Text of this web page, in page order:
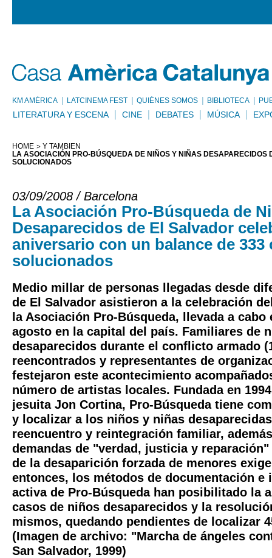
KM AMÈRICA LATCINEMA FEST QUIÉNES SOMOS BIBLIOTECA
LITERATURA Y ESCENA CINE DEBATES MÚSICA
HOME
Y TAMBIÉN
LA ASOCIACIÓN PRO-BÚSQUEDA DE NIÑOS Y NIÑAS
SOLUCIONADOS
03/09/2008 / Barcelona
La Asociación Pro-Búsqueda de
Desaparecidos de El Salvador
aniversario con un balance de 333
solucionados
Medio millar de personas llegadas desde
de El Salvador asistieron a la celebración
la Asociación Pro-Búsqueda, llevada a cabo
agosto en la capital del país. Familiares de
desaparecidos durante el conflicto armado
reencontrados y representantes de
festejaron este acontecimiento
número de artistas locales. Fundada en
jesuita Jon Cortina, Pro-Búsqueda tiene
y localizar a los niños y niñas
reencuentro y reintegración familiar,
demandas de "verdad, justicia y
de la desaparición forzada de menores
entonces, los métodos de documentación e
activa de Pro-Búsqueda han posibilitado la
casos de niños desaparecidos y la
mismos, quedando pendientes de localizar
(Imagen de archivo: "Marcha de ángeles
San Salvador, 1999)